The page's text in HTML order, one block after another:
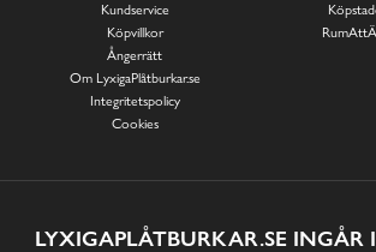
Kundservice
Köpvillkor
Ångerrätt
Om LyxigaPlåtburkar.se
Integritetspolicy
Cookies
LYXIGAPLÅTBURKAR.SE INGÅR